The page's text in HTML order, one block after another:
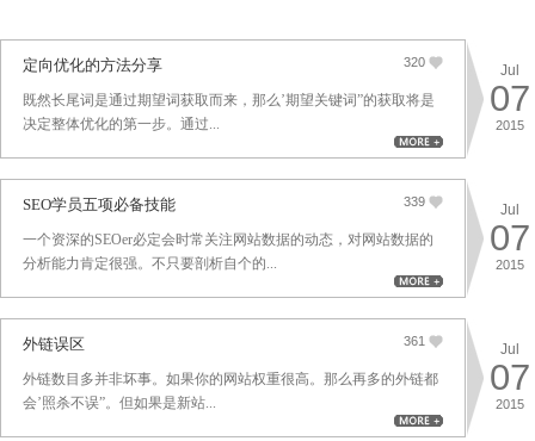
定向优化的方法分享 320
既然长尾词是通过期望词获取而来，那么’期望关键词”的获取将是
决定整体优化的第一步。通过...
Jul
07
2015
SEO学员五项必备技能 339
一个资深的SEOer必定会时常关注网站数据的动态，对网站数据的
分析能力肯定很强。不只要剖析自个的...
Jul
07
2015
外链误区 361
外链数目多并非坏事。如果你的网站权重很高。那么再多的外链都
会’照杀不误”。但如果是新站...
Jul
07
2015